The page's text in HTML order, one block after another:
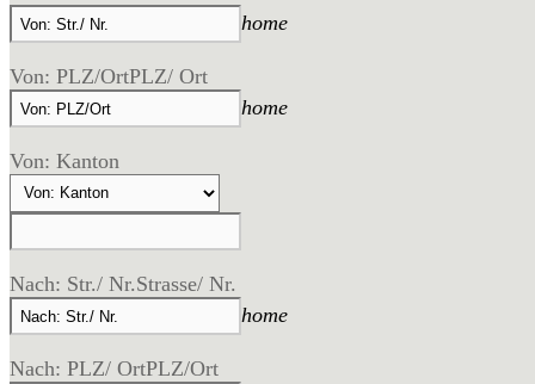
home
Von: PLZ/OrtPLZ/ Ort
home
Von: Kanton
Nach: Str./ Nr.Strasse/ Nr.
home
Nach: PLZ/ OrtPLZ/Ort